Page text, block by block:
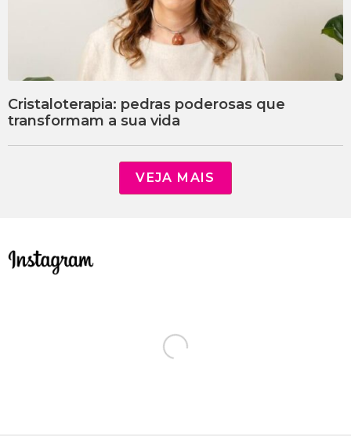
Cristaloterapia: pedras poderosas que
transformam a sua vida
VEJA MAIS